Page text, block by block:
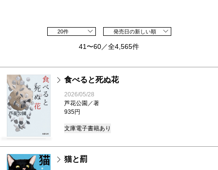
20件 発売日の新しい順
41〜60／全4,565件
食べると死ぬ花
2026/05/28
芦花公園／著
935円
文庫電子書籍あり
猫と罰